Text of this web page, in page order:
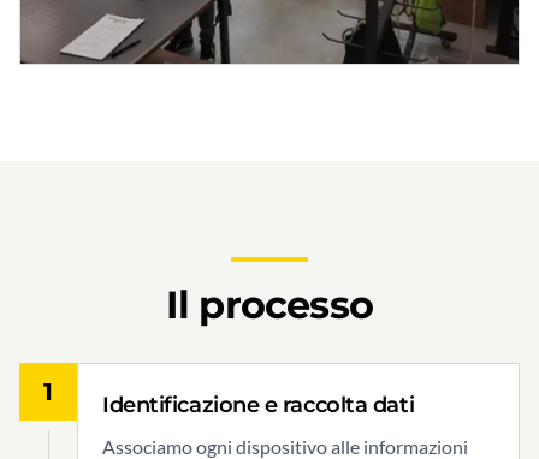
Il processo
1 Identificazione e raccolta dati
Associamo ogni dispositivo alle informazioni